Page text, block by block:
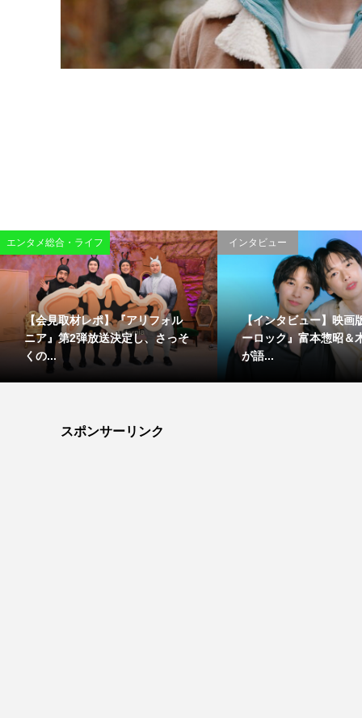
エンタメ総合・ライフ
【会見取材レポ】『アリフォル
ニア』第2弾放送決定し、さっそ
くの...
インタビュー
【インタビュー】映画
ーロック』富本惣昭＆
が語...
スポンサーリンク